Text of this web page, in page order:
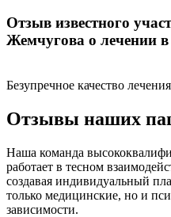
Отзыв известного
Жемчугова о лечении
Безупречное качество лечения
Отзывы наших
Наша команда
работает в тесном
создавая индивидуальный
только медицинские, но и
зависимости.